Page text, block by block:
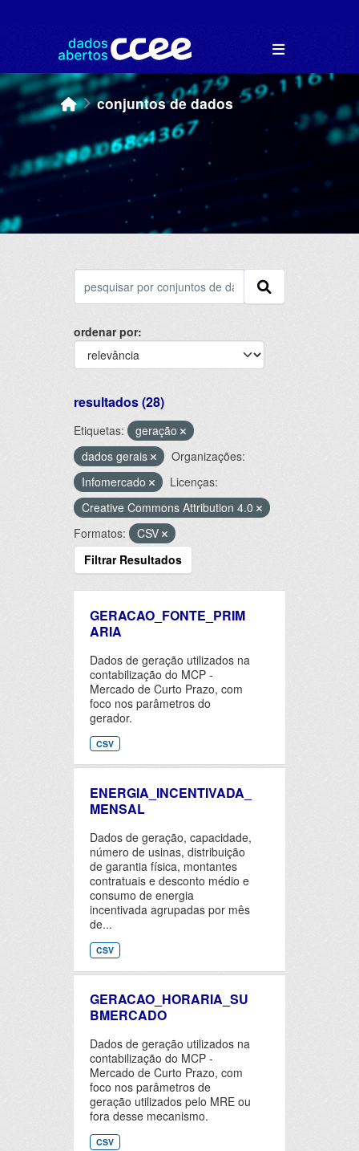
conjuntos de dados
ordenar por
resultados (28)
Etiquetas:
geração
dados gerais
Organizações:
Infomercado
Licenças:
Creative Commons Attribution 4.0
Formatos:
CSV
Filtrar Resultados
GERACAO_FONTE_PRIM
ARIA
Dados de geração utilizados na
contabilização do MCP -
Mercado de Curto Prazo, com
foco nos parâmetros do
gerador.
CSV
ENERGIA_INCENTIVADA_
MENSAL
Dados de geração, capacidade,
número de usinas, distribuição
de garantia física, montantes
contratuais e desconto médio e
consumo de energia
incentivada agrupadas por mês
de...
CSV
GERACAO_HORARIA_SU
BMERCADO
Dados de geração utilizados na
contabilização do MCP -
Mercado de Curto Prazo, com
foco nos parâmetros de
geração utilizados pelo MRE ou
fora desse mecanismo.
CSV